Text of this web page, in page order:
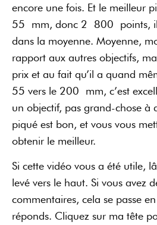
encore une fois. Et le meilleur
55 mm, donc 2 800 points, il
dans la moyenne. Moyenne,
rapport aux autres objectifs,
prix et au fait qu’il a quand
55 vers le 200 mm, c’est
un objectif, pas grand-chose à
piqué est bon, et vous vous
obtenir le meilleur.
Si cette vidéo vous a été utile,
levé vers le haut. Si vous avez
commentaires, cela se passe
réponds. Cliquez sur ma tête